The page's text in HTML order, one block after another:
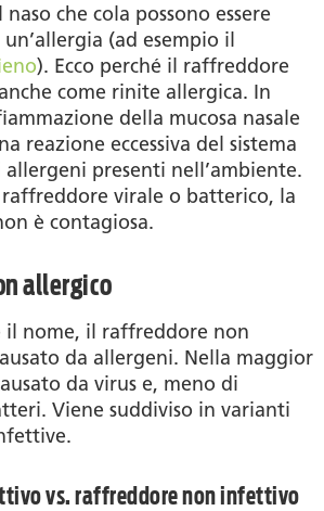
che cola possono essere
(ad esempio il
). Ecco perché il raffreddore
come rinite allergica. In
della mucosa nasale
reazione eccessiva del sistema
presenti nell’ambiente.
virale o batterico, la
è contagiosa.
allergico
il nome, il raffreddore non
da allergeni. Nella maggior
da virus e, meno di
Viene suddiviso in varianti
vs. raffreddore non infettivo